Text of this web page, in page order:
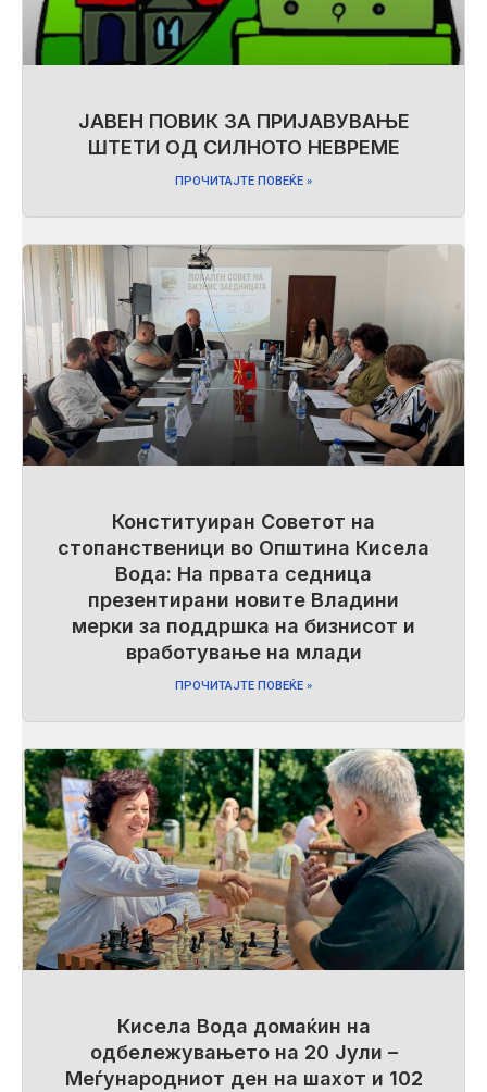
ЈАВЕН ПОВИК ЗА ПРИЈАВУВАЊЕ
ШТЕТИ ОД СИЛНОТО НЕВРЕМЕ
ПРОЧИТАЈТЕ ПОВЕЌЕ »
Конституиран Советот на
стопанственици во Општина Кисела
Вода: На првата седница
презентирани новите Владини
мерки за поддршка на бизнисот и
вработување на млади
ПРОЧИТАЈТЕ ПОВЕЌЕ »
Кисела Вода домаќин на
одбележувањето на 20 Јули –
Меѓународниот ден на шахот и 102